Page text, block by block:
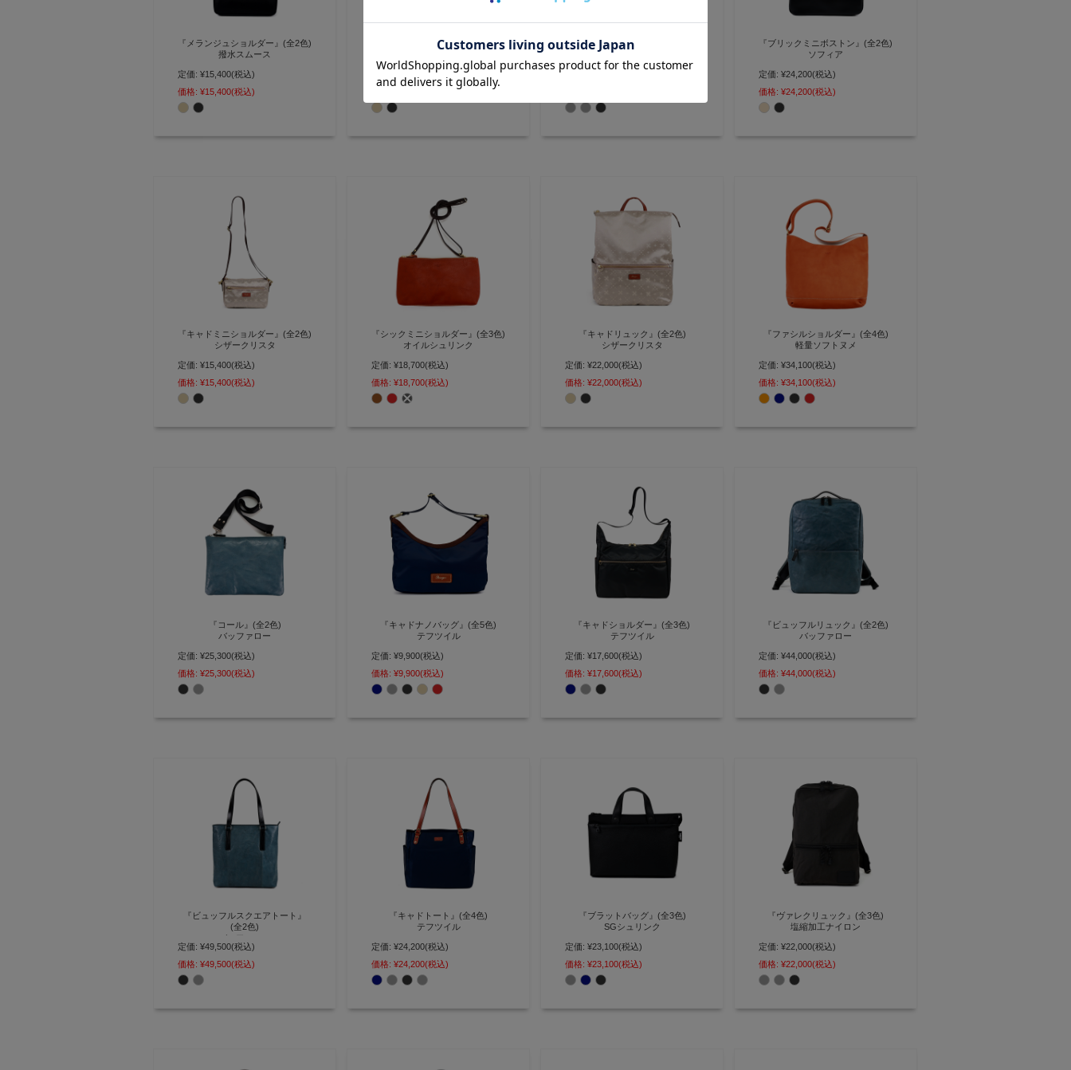
『メランジュショルダー』(全2色)
撥水スムース
撥水素材で雨にも強い タフで機能
的な横型ショルダーバッグ
【AGILITY affa(アジリティ アッ
定価: ¥15,400(税込)
価格: ¥15,400(税込)
『メランジュタテミニショルダ
撥水スムース
撥水素材で雨にも強い タフで機能
【AGILITY affa(アジリティ アッ
(税込)
『ヴァレクビッグショルダー』
塩縮加工ナイロン
【AGILITY affa(アジリティ アッ
『ブリックミニボストン』(全2色)
ソフィア
スマートな横長フォルムのシンプ
ルミニボストン【AGILITY affa(ア
ジリティ アッファ)】(0383)
定価: ¥24,200(税込)
価格: ¥24,200(税込)
『キャドミニショルダー』(全2色)
シザークリスタ
トラベルシーンにピッタリな多機
能 ナイロンミニショルダー
【AGILITY Bisogn(アジリティビ
定価: ¥15,400(税込)
価格: ¥15,400(税込)
『シックミニショルダー』(全3色)
オイルシュリンク
普段使いに丁度いい 長財布が入る
横型ミニショルダー【AGILITY
affa(アジリティ アッファ)】
定価: ¥18,700(税込)
価格: ¥18,700(税込)
『キャドリュック』(全2色)
シザークリスタ
豊富なポケットで収納上手 A4サ
イズ対応 軽量 スクエアリュック
【AGILITY Bisogn(アジリティビ
定価: ¥22,000(税込)
価格: ¥22,000(税込)
『ファシルショルダー』(全4色)
軽量ソフトヌメ
A4サイズ対応 シンプルフォルム
で使いやすい本革ショルダーバッ
グ【AGILITY affa(アジリティ ア
ッファ)】(1011)
定価: ¥34,100(税込)
価格: ¥34,100(税込)
『コール』(全2色)
バッファロー
タブレットをスタイリッシュに持
ち歩ける スリムな2wayショルダ
ー【AGILITY affa(アジリティ ア
定価: ¥25,300(税込)
価格: ¥25,300(税込)
『キャドナノバッグ』(全5色)
テフツイル
スマホが主役の次世代ナイロンミ
ニトートバッグ【AGILITY
Bisogn(アジリティビゾン)】
(2711)
定価: ¥9,900(税込)
価格: ¥9,900(税込)
『キャドショルダー』(全3色)
テフツイル
軽量・撥水でシーンを選ばない 大
容量ショルダーバッグ【AGILITY
Bisogn(アジリティビゾン)】
定価: ¥17,600(税込)
価格: ¥17,600(税込)
『ビュッフルリュック』(全2色)
バッファロー
A4サイズが収まる ビジネスシー
ンでも使えるON/OFF兼用BOX型
リュック【AGILITY affa(アジリテ
ィ アッファ)】(1024)
定価: ¥44,000(税込)
価格: ¥44,000(税込)
『ビュッフルスクエアトート』
(全2色)
バッファロー
A4サイズが縦でも横でも収まるス
クエア型の本革レザートート
【AGILITY affa(アジリティ アッ
定価: ¥49,500(税込)
価格: ¥49,500(税込)
『キャドトート』(全4色)
テフツイル
直線的なデザインでオンオフ対応
A4が横に入る軽量撥水ナイロント
ート【AGILITY Bisogn(アジリテ
ィビゾン)】(2708)
定価: ¥24,200(税込)
価格: ¥24,200(税込)
『ブラットバッグ』(全3色)
SGシュリンク
撥水仕様で雨の日も安心！ ちょっ
としたお出かけに最適な大人ミニ
トート【AGILITY affa(アジリティ
アッファ)】(0578)
定価: ¥23,100(税込)
価格: ¥23,100(税込)
『ヴァレクリュック』(全3色)
塩縮加工ナイロン
ビジネスにも合わせやすいスタイ
リッシュな撥水・軽量ナイロンリ
ュック【AGILITY affa(アジリティ
アッファ)】(0796)
定価: ¥22,000(税込)
価格: ¥22,000(税込)